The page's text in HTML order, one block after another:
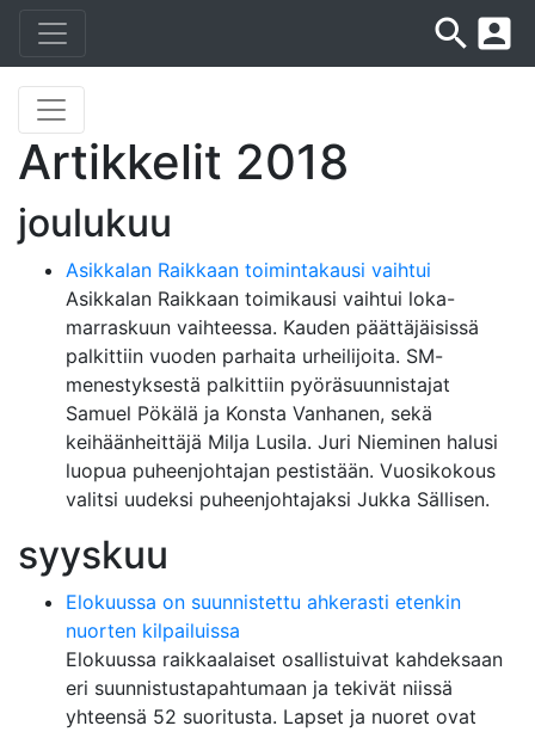
search account_box
Artikkelit 2018
joulukuu
Asikkalan Raikkaan toimintakausi vaihtui
Asikkalan Raikkaan toimikausi vaihtui loka-
marraskuun vaihteessa. Kauden päättäjäisissä
palkittiin vuoden parhaita urheilijoita. SM-
menestyksestä palkittiin pyöräsuunnistajat
Samuel Pökälä ja Konsta Vanhanen, sekä
keihäänheittäjä Milja Lusila. Juri Nieminen halusi
luopua puheenjohtajan pestistään. Vuosikokous
valitsi uudeksi puheenjohtajaksi Jukka Sällisen.
syyskuu
Elokuussa on suunnistettu ahkerasti etenkin
nuorten kilpailuissa
Elokuussa raikkaalaiset osallistuivat kahdeksaan
eri suunnistustapahtumaan ja tekivät niissä
yhteensä 52 suoritusta. Lapset ja nuoret ovat